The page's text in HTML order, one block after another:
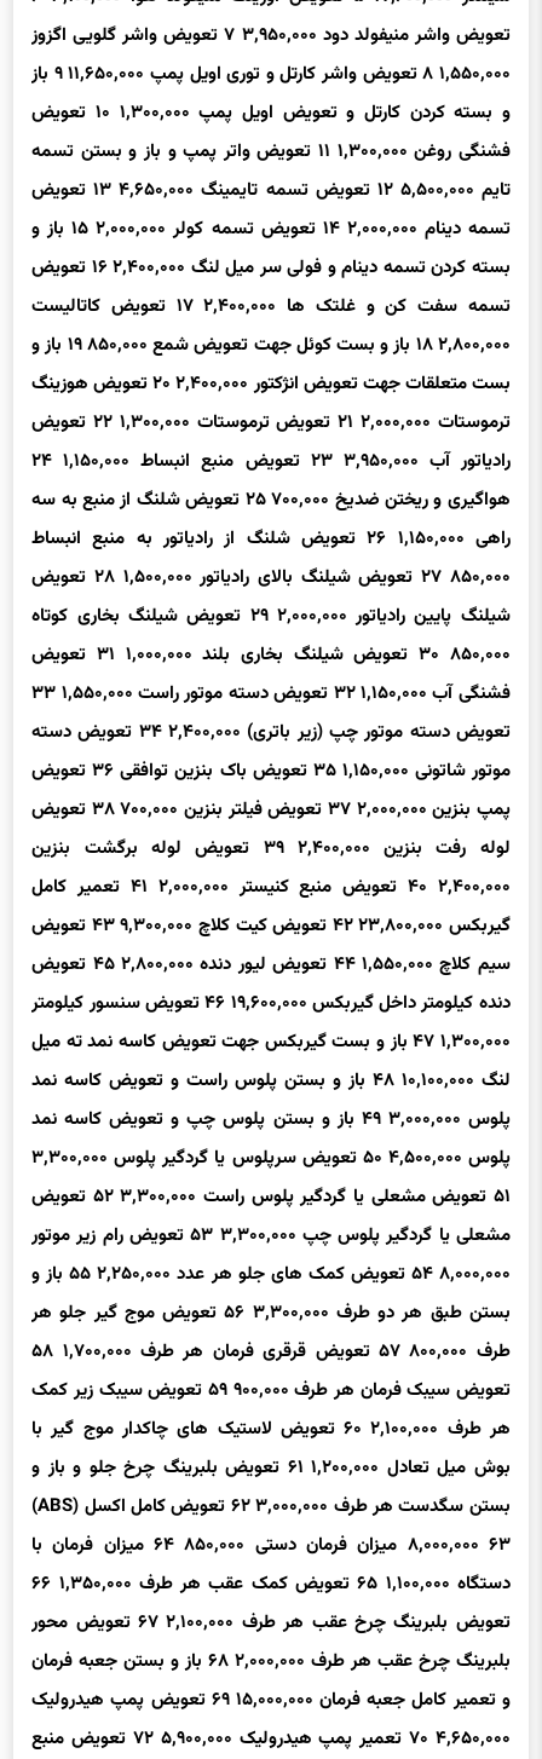
۱,۵۵۰,۰۰۰ ۸ تعویض واشر کارتل و توری اویل پمپ ۱۱,۶۵۰,۰۰۰ ۹ باز
و بسته کردن کارتل و تعویض اویل پمپ ۱,۳۰۰,۰۰۰ ۱۰ تعویض
فشنگی روغن ۱,۳۰۰,۰۰۰ ۱۱ تعویض واتر پمپ و باز و بستن تسمه
تایم ۵,۵۰۰,۰۰۰ ۱۲ تعویض تسمه تایمینگ ۴,۶۵۰,۰۰۰ ۱۳ تعویض
تسمه دینام ۲,۰۰۰,۰۰۰ ۱۴ تعویض تسمه کولر ۲,۰۰۰,۰۰۰ ۱۵ باز و
بسته کردن تسمه دینام و فولی سر میل لنگ ۲,۴۰۰,۰۰۰۱۶ تعویض
تسمه سفت کن و غلتک ها ۲,۴۰۰,۰۰۰ ۱۷ تعویض کاتالیست
۲,۸۰۰,۰۰۰۱۸ باز و بست کوئل جهت تعویض شمع۸۵۰,۰۰۰۱۹باز و
بست متعلقات جهت تعویض انژکتور ۲,۴۰۰,۰۰۰۲۰ تعویض هوزینگ
ترموستات ۲,۰۰۰,۰۰۰ ۲۱ تعویض ترموستات ۱,۳۰۰,۰۰۰ ۲۲ تعویض
رادیاتور آب ۳,۹۵۰,۰۰۰ ۲۳ تعویض منبع انبساط ۱,۱۵۰,۰۰۰ ۲۴
هواگیری و ریختن ضدیخ ۷۰۰,۰۰۰۲۵ تعویض شلنگ از منبع به سه
راهی ۱,۱۵۰,۰۰۰ ۲۶ تعویض شلنگ از رادیاتور به منبع انبساط
۸۵۰,۰۰۰ ۲۷ تعویض شیلنگ بالای رادیاتور ۱,۵۰۰,۰۰۰ ۲۸ تعویض
شیلنگ پایین رادیاتور ۲,۰۰۰,۰۰۰ ۲۹
تعویض شیلنگ بخاری کوتاه
۸۵۰,۰۰۰ ۳۰ تعویض شیلنگ بخاری بلند ۱,۰۰۰,۰۰۰ ۳۱ تعویض
فشنگی آب۱,۱۵۰,۰۰۰۳۲تعویض دسته موتور راست۱,۵۵۰,۰۰۰۳۳
تعویض دسته موتور چپ (زیر باتری) ۲,۴۰۰,۰۰۰ ۳۴ تعویض دسته
موتور شاتونی ۱,۱۵۰,۰۰۰ ۳۵ تعویض باک بنزین توافقی ۳۶ تعویض
پمپ بنزین ۲,۰۰۰,۰۰۰ ۳۷ تعویض فیلتر بنزین ۷۰۰,۰۰۰ ۳۸ تعویض
لوله رفت بنزین ۲,۴۰۰,۰۰۰ ۳۹
تعویض لوله برگشت بنزین
۲,۴۰۰,۰۰۰
۴۰ تعویض منبع کنیستر ۲,۰۰۰,۰۰۰ ۴۱ تعمیر کامل
گیربکس۲۳,۸۰۰,۰۰۰۴۲ تعویض کیت کلاچ ۹,۳۰۰,۰۰۰ ۴۳تعویض
سیم کلاچ ۱,۵۵۰,۰۰۰ ۴۴ تعویض لیور دنده ۲,۸۰۰,۰۰۰ ۴۵ تعویض
دنده کیلومتر داخل گیربکس۱۹,۶۰۰,۰۰۰۴۶ تعویض سنسور کیلومتر
۱,۳۰۰,۰۰۰ ۴۷ باز و بست گیربکس جهت تعویض کاسه نمد ته میل
لنگ ۱۰,۱۰۰,۰۰۰ ۴۸ باز و بستن پلوس راست و تعویض کاسه نمد
پلوس ۳,۰۰۰,۰۰۰ ۴۹ باز و بستن پلوس چپ و تعویض کاسه نمد
پلوس ۴,۵۰۰,۰۰۰ ۵۰ تعویض سرپلوس یا گردگیر پلوس ۳,۳۰۰,۰۰۰
۵۱ تعویض مشعلی یا گردگیر پلوس راست ۳,۳۰۰,۰۰۰ ۵۲ تعویض
مشعلی یا گردگیر پلوس چپ ۳,۳۰۰,۰۰۰ ۵۳ تعویض رام زیر موتور
۸,۰۰۰,۰۰۰ ۵۴ تعویض کمک های جلو هر عدد ۲,۲۵۰,۰۰۰ ۵۵ باز و
بستن طبق هر دو طرف ۳,۳۰۰,۰۰۰ ۵۶ تعویض موج گیر جلو هر
طرف ۸۰۰,۰۰۰ ۵۷ تعویض قرقری فرمان هر طرف ۱,۷۰۰,۰۰۰ ۵۸
تعویض سیبک فرمان هر طرف ۹۰۰,۰۰۰ ۵۹ تعویض سیبک زیر کمک
هر طرف ۲,۱۰۰,۰۰۰ ۶۰ تعویض لاستیک های چاکدار موج گیر با
بوش میل تعادل ۱,۲۰۰,۰۰۰ ۶۱ تعویض بلبرینگ چرخ جلو و باز و
بستن سگدست هر طرف۳,۰۰۰,۰۰۰۶۲تعویض کامل اکسل (ABS)
۸,۰۰۰,۰۰۰ ۶۳ میزان فرمان دستی ۸۵۰,۰۰۰ ۶۴ میزان فرمان با
دستگاه ۱,۱۰۰,۰۰۰ ۶۵ تعویض کمک عقب هر طرف ۱,۳۵۰,۰۰۰
۶۶
تعویض بلبرینگ چرخ عقب هر طرف ۲,۱۰۰,۰۰۰ ۶۷ تعویض محور
بلبرینگ چرخ عقب هر طرف ۲,۰۰۰,۰۰۰ ۶۸ باز و بستن جعبه فرمان
و تعمیر کامل جعبه فرمان ۱۵,۰۰۰,۰۰۰ ۶۹ تعویض پمپ هیدرولیک
۴,۶۵۰,۰۰۰ ۷۰ تعمیر پمپ هیدرولیک ۵,۹۰۰,۰۰۰ ۷۲ تعویض منبع
هیدرولیک ۸۵۰,۰۰۰ ۷۳ تعویض شلنگ فشار قوی هیدرولیک